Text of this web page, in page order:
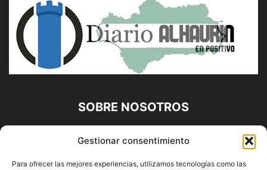
Gestionar consentimiento
Para ofrecer las mejores experiencias, utilizamos tecnologías como las
SOBRE NOSOTROS
Diario Alhaurín (www.alhaurindelatorre.com) Propiedad de
Francisco E. López López | 639 95 71 95 | Noticias de
Alhaurín de la Torre, Málaga y Provincia|